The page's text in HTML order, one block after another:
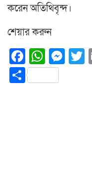
করেন অতিথিবৃন্দ।
শেয়ার করুন
Share